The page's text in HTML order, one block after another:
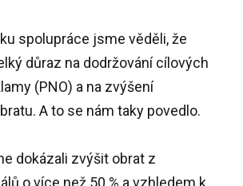
spolupráce jsme věděli, že
důraz na dodržování cílových
(PNO) a na zvýšení
A to se nám taky povedlo.
dokázali zvýšit obrat z
o více než 50 % a vzhledem k